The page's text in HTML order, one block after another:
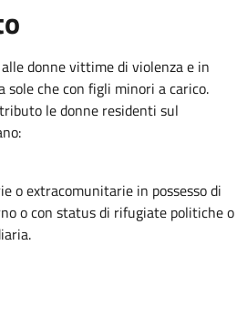
donne vittime di violenza e in
sole che con figli minori a carico.
le donne residenti sul
o extracomunitarie in possesso di
o con status di rifugiate politiche o